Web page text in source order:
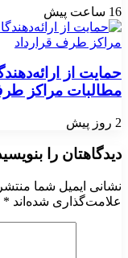
16 ساعت پیش
حمایت از
مطالبات مراکز
2 روز پیش
دیدگاهتان را
نشانی ایمیل شما
علامت‌گذاری شده‌اند *